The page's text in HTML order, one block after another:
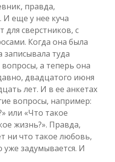
правда,
И еще у нее куча
для сверстников, с
Когда она была
туда
а теперь она
двадцатого июня
лет. И в ее анкетах
вопросы, например:
или «Что такое
жизнь?». Правда,
ни что такое любовь,
уже задумывается. И